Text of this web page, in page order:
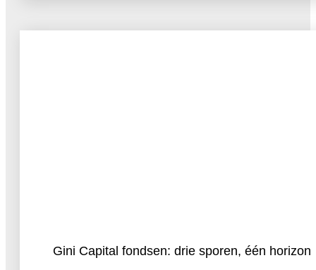
Gini Capital fondsen: drie sporen, één horizon